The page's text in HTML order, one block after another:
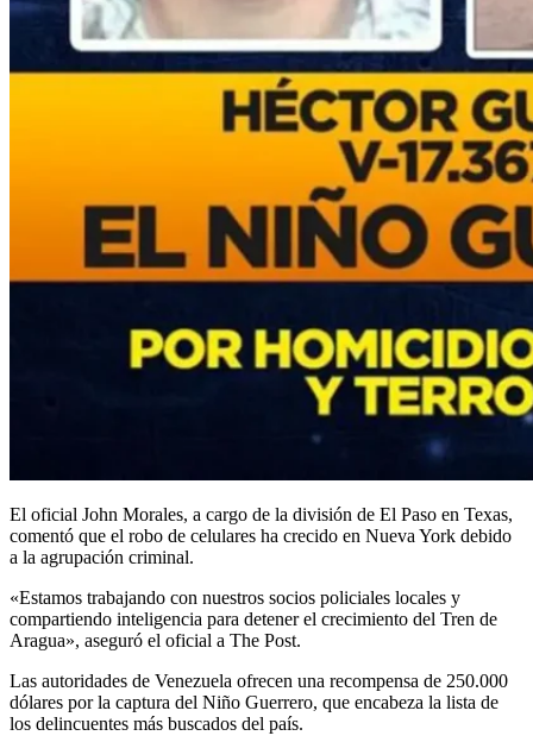
El oficial John Morales, a cargo de la división de El Paso en Texas,
comentó que el robo de celulares ha crecido en Nueva York debido
a la agrupación criminal.
«Estamos trabajando con nuestros socios policiales locales y
compartiendo inteligencia para detener el crecimiento del Tren de
Aragua», aseguró el oficial a The Post.
Las autoridades de Venezuela ofrecen una recompensa de 250.000
dólares por la captura del Niño Guerrero, que encabeza la lista de
los delincuentes más buscados del país.